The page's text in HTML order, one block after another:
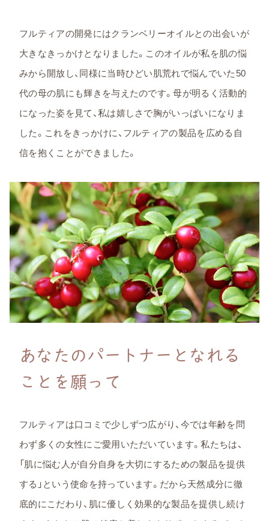
フルティアの開発にはクランベリーオイルとの出会いが
大きなきっかけとなりました。このオイルが私を肌の悩
みから開放し、同様に当時ひどい肌荒れで悩んでいた50
代の母の肌にも輝きを与えたのです。母が明るく活動的
になった姿を見て、私は嬉しさで胸がいっぱいになりま
した。これをきっかけに、フルティアの製品を広める自
信を抱くことができました。
あなたのパートナーとなれる
ことを願って
フルティアは口コミで少しずつ広がり、今では年齢を問
わず多くの女性にご愛用いただいています。私たちは、
「肌に悩む人が自分自身を大切にするための製品を提供
する」という使命を持っています。だから天然成分に徹
底的にこだわり、肌に優しく効果的な製品を提供し続け